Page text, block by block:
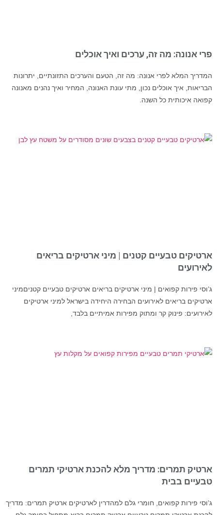
פרי אנונה: מה זה, ערכים ואיך אוכלים
המדריך המלא לפרי אנונה: מה זה, הטעם והערכים התזונתיים, יתרונות
הבריאות, איך אוכלים נכון, מתי עונת האנונה, המחיר ואיך נהנים מאנונה
קפואה איכותית כל השנה.
ארטיקים טבעיים קטנים | מיני ארטיקים בריאים
לאירועים
ג’וסי פירות קפואים | מיני ארטיקים בריאים ארטיקים טבעיים קטניםמיני
ארטיקים בריאים לאירועים הבחירה היחידה בישראל למיני ארטיקים
לאירועים: פינוק קר ומתוק מפירות אמיתיים בלבד,
ארטיק תמרים: מדריך מלא להכנת ארטיקי תמרים
טבעיים בבית
ג’וסי פירות קפואים, חומרי גלם למהדרין לארטיקים ארטיק תמרים: מדריך